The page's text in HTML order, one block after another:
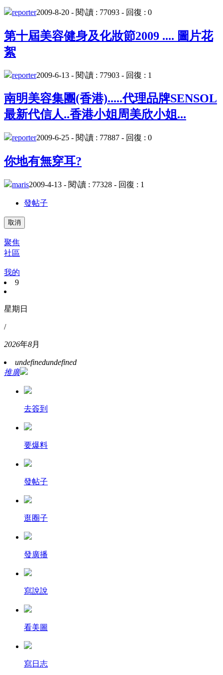
reporter2009-8-20 - 閱\讀 : 77093 - 回復 : 0
第十屆美容健身及化妝節2009 .... 圖片花
絮
reporter2009-6-13 - 閱\讀 : 77903 - 回復 : 1
南明美容集團(香港).....代理品牌SENSOL
最新代信人..香港小姐周美欣小姐...
reporter2009-6-25 - 閱\讀 : 77887 - 回復 : 0
你地有無穿耳?
maris2009-4-13 - 閱\讀 : 77328 - 回復 : 1
發帖子
取消
聚焦
社區
我的
9
星期日
/
2026年8月
undefinedundefined
推廣
去簽到
要爆料
發帖子
逛圈子
發廣播
寫說說
看美圖
寫日志